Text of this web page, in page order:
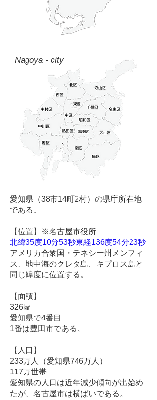
Nagoya - city
愛知県（38市14町2村）の県庁所在地
である。
【位置】※名古屋市役所
北緯35度10分53秒東経136度54分23秒
アメリカ合衆国・テネシー州メンフィ
ス、地中海のクレタ島、キプロス島と
同じ緯度に位置する。
【面積】
326㎢
愛知県で4番目
1番は豊田市である。
【人口】
233万人（愛知県746万人）
117万世帯
愛知県の人口は近年減少傾向が出始め
たが、名古屋市は横ばいである。